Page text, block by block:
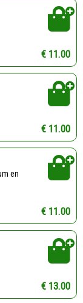
€ 11.00
€ 11.00
€ 11.00
€ 13.00